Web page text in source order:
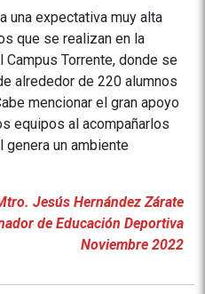
una expectativa muy alta
que se realizan en la
Campus Torrente, donde se
alrededor de 220 alumnos
mencionar el gran apoyo
equipos al acompañarlos
genera un ambiente
Jesús Hernández Zárate
de Educación Deportiva
Noviembre 2022